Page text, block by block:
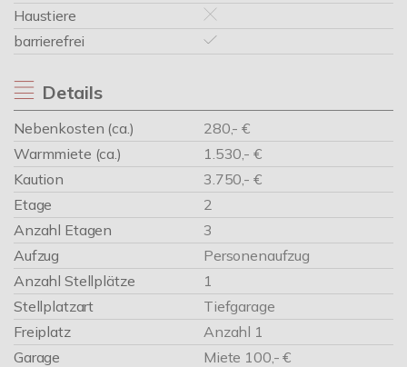
Haustiere
barrierefrei
Details
Nebenkosten (ca.)
280,- €
Warmmiete (ca.)
1.530,- €
Kaution
3.750,- €
Etage
2
Anzahl Etagen
3
Aufzug
Personenaufzug
Anzahl Stellplätze
1
Stellplatzart
Tiefgarage
Freiplatz
Anzahl 1
Garage
Miete 100,- €